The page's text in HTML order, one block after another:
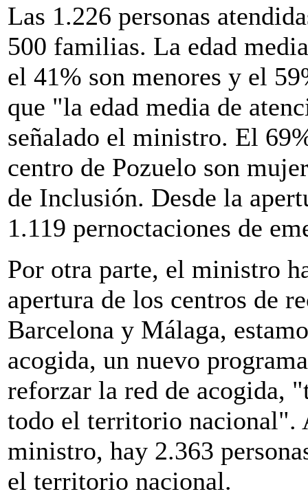
Las 1.226 personas
500 familias. La edad
el 41% son menores y el
que "la edad media de
señalado el ministro. El
centro de Pozuelo son
de Inclusión. Desde la
1.119 pernoctaciones de
Por otra parte, el ministro
apertura de los centros de
Barcelona y Málaga,
acogida, un nuevo
reforzar la red de acogida,
todo el territorio nacional".
ministro, hay 2.363
el territorio nacional.